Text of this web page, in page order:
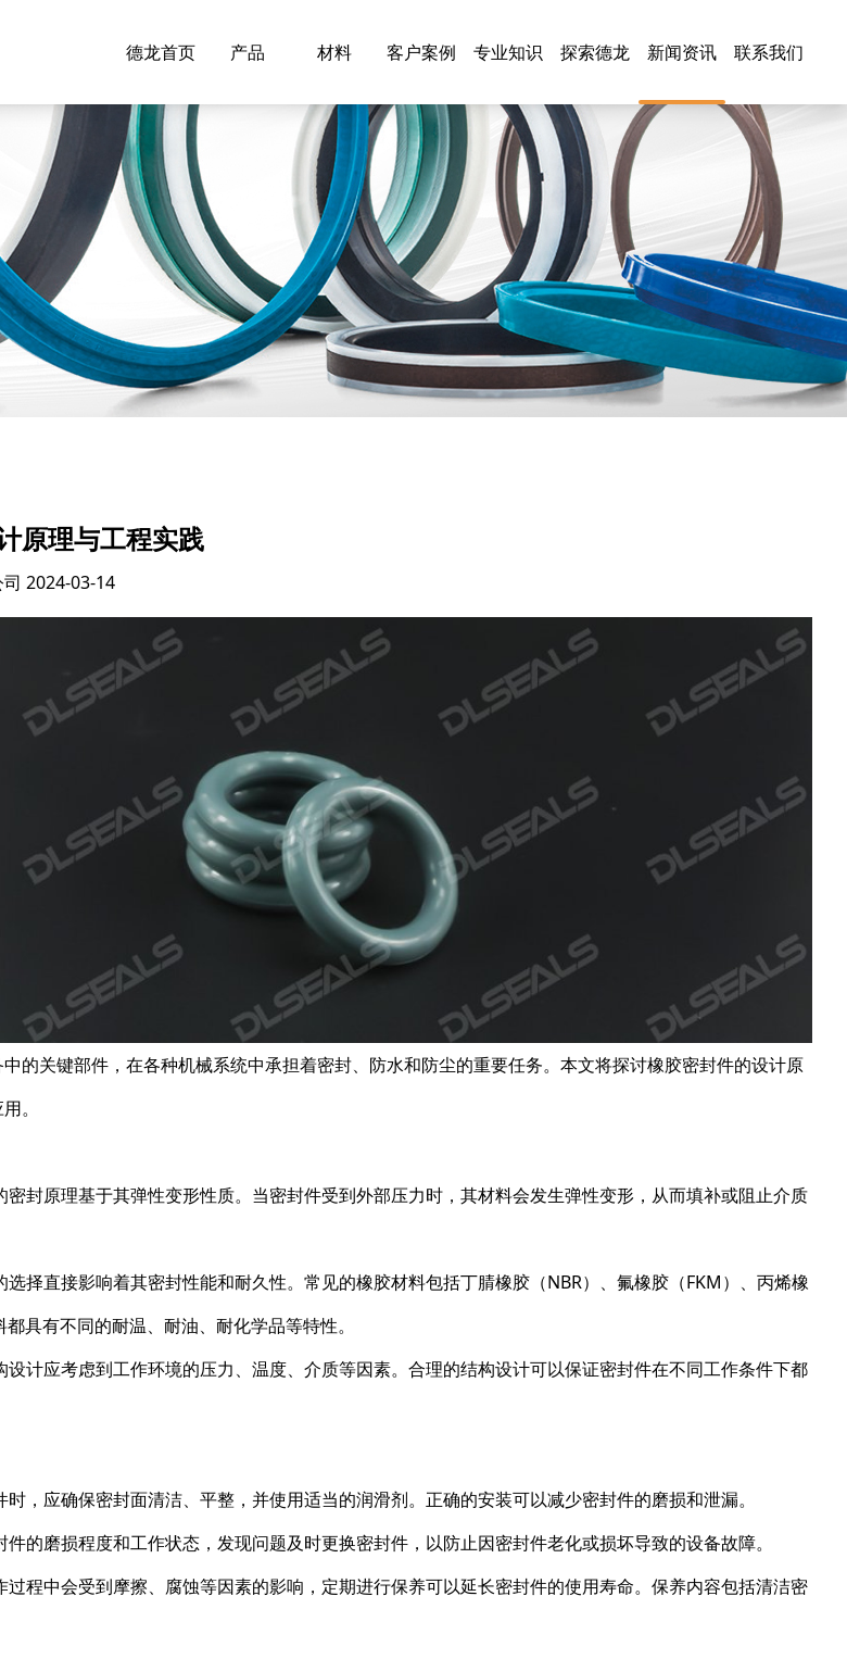
德龙首页 产品 材料 客户案例 专业知识 探索德龙 新闻资讯 联系我们
原理与工程实践
2024-03-14
的关键部件，在各种机械系统中承担着密封、防水和防尘的重要任务。本文将探讨橡胶密封件的设计原
。
密封原理基于其弹性变形性质。当密封件受到外部压力时，其材料会发生弹性变形，从而填补或阻止介质
择直接影响着其密封性能和耐久性。常见的橡胶材料包括丁腈橡胶（NBR）、氟橡胶（FKM）、丙烯橡
具有不同的耐温、耐油、耐化学品等特性。
设计应考虑到工作环境的压力、温度、介质等因素。合理的结构设计可以保证密封件在不同工作条件下都
，应确保密封面清洁、平整，并使用适当的润滑剂。正确的安装可以减少密封件的磨损和泄漏。
的磨损程度和工作状态，发现问题及时更换密封件，以防止因密封件老化或损坏导致的设备故障。
过程中会受到摩擦、腐蚀等因素的影响，定期进行保养可以延长密封件的使用寿命。保养内容包括清洁密